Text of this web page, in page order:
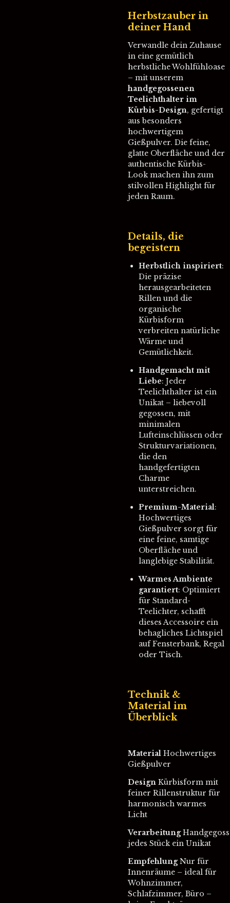
Herbstzauber in
deiner Hand
Verwandle dein Zuhause
in eine gemütlich
herbstliche Wohlfühloase
– mit unserem
handgegossenen
Teelichthalter im
Kürbis-Design, gefertigt
aus besonders
hochwertigem
Gießpulver. Die feine,
glatte Oberfläche und der
authentische Kürbis-
Look machen ihn zum
stilvollen Highlight für
jeden Raum.
Details, die
begeistern
Herbstlich inspiriert:
Die präzise
herausgearbeiteten
Rillen und die
organische
Kürbisform
verbreiten natürliche
Wärme und
Gemütlichkeit.
Handgemacht mit
Liebe: Jeder
Teelichthalter ist ein
Unikat – liebevoll
gegossen, mit
minimalen
Lufteinschlüssen oder
Strukturvariationen,
die den
handgefertigten
Charme
unterstreichen.
Premium-Material:
Hochwertiges
Gießpulver sorgt für
eine feine, samtige
Oberfläche und
langlebige Stabilität.
Warmes Ambiente
garantiert: Optimiert
für Standard-
Teelichter, schafft
dieses Accessoire ein
behagliches Lichtspiel
auf Fensterbank, Regal
oder Tisch.
Technik &
Material im
Überblick
Material Hochwertiges
Gießpulver
Design Kürbisform mit
feiner Rillenstruktur für
harmonisch warmes
Licht
Verarbeitung
jedes Stück ein Unikat
EmpfehlungNur für
Innenräume – ideal für
Wohnzimmer,
Schlafzimmer, Büro –